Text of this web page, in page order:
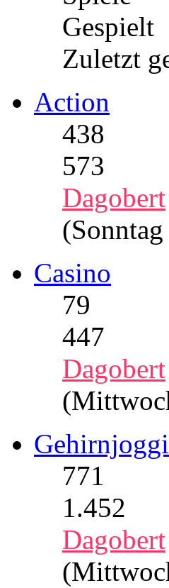
Gespielt
Zuletzt
Action
438
573
Dagobert
Casino
79
447
Dagobert
771
1.452
Dagobert